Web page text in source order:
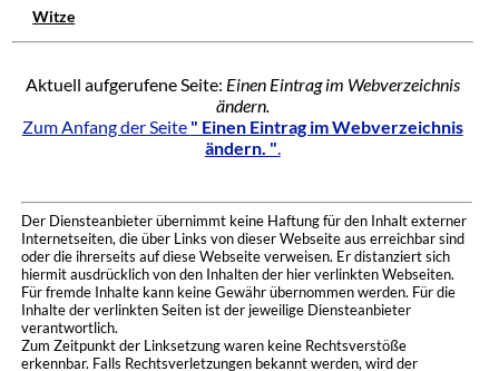
Witze
Aktuell aufgerufene Seite: Einen Eintrag im Webverzeichnis
ändern.
Zum Anfang der Seite " Einen Eintrag im Webverzeichnis
ändern. ".
Der Diensteanbieter übernimmt keine Haftung für den Inhalt externer
Internetseiten, die über Links von dieser Webseite aus erreichbar sind
oder die ihrerseits auf diese Webseite verweisen. Er distanziert sich
hiermit ausdrücklich von den Inhalten der hier verlinkten Webseiten.
Für fremde Inhalte kann keine Gewähr übernommen werden. Für die
Inhalte der verlinkten Seiten ist der jeweilige Diensteanbieter
verantwortlich.
Zum Zeitpunkt der Linksetzung waren keine Rechtsverstöße
erkennbar. Falls Rechtsverletzungen bekannt werden, wird der